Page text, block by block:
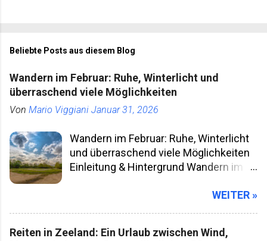
Beliebte Posts aus diesem Blog
Wandern im Februar: Ruhe, Winterlicht und
überraschend viele Möglichkeiten
Von Mario Viggiani Januar 31, 2026
Wandern im Februar: Ruhe, Winterlicht
und überraschend viele Möglichkeiten
Einleitung & Hintergrund Wandern im
Fingern, kurzen Tagen und Wegen, die
Wander­monate überhaupt. Die Natur ist
WEITER »
Reiten in Zeeland: Ein Urlaub zwischen Wind,